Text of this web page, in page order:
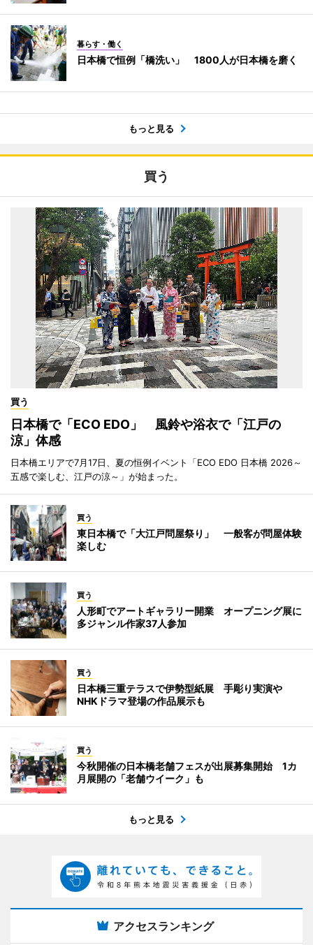
暮らす・働く
日本橋で恒例「橋洗い」 1800人が日本橋を磨く
もっと見る
買う
買う
日本橋で「ECO EDO」 風鈴や浴衣で「江戸の
涼」体感
日本橋エリアで7月17日、夏の恒例イベント「ECO EDO 日本橋 2026～
五感で楽しむ、江戸の涼～」が始まった。
買う
東日本橋で「大江戸問屋祭り」 一般客が問屋体験
楽しむ
買う
人形町でアートギャラリー開業 オープニング展に
多ジャンル作家37人参加
買う
日本橋三重テラスで伊勢型紙展 手彫り実演や
NHKドラマ登場の作品展示も
買う
今秋開催の日本橋老舗フェスが出展募集開始 1カ
月展開の「老舗ウイーク」も
もっと見る
アクセスランキング